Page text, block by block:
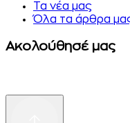
Τα νέα μας
Όλα τα άρθρα
Ακολούθησέ μας